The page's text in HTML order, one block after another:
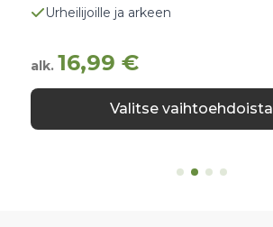
Urheilijoille ja arkeen
alk. 16,99€
Valitse vaihtoehdoista
Tällä
on